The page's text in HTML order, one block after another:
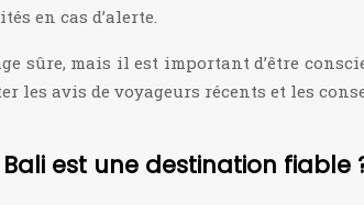
en cas d’alerte.
sûre, mais il est important d’être
avis de voyageurs récents et les
est une destination fiable